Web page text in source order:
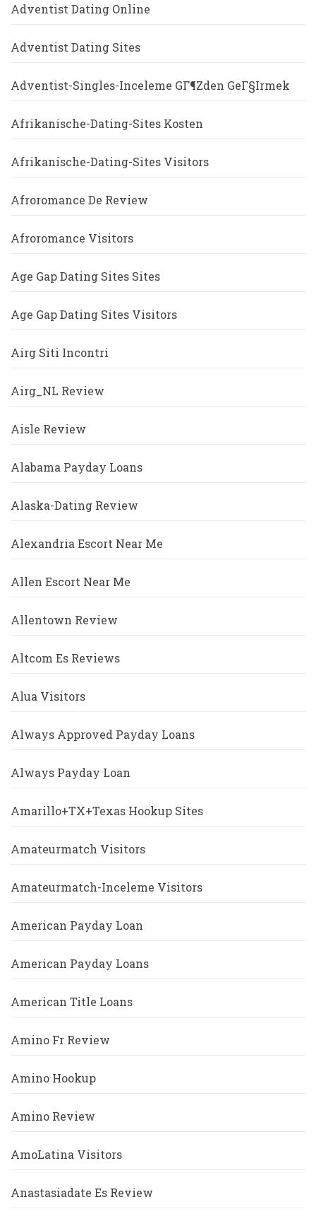
Adventist Dating Online
Adventist Dating Sites
Adventist-Singles-Inceleme GГ¶zden GeГ§irmek
Afrikanische-Dating-Sites Kosten
Afrikanische-Dating-Sites Visitors
Afroromance De Review
Afroromance Visitors
Age Gap Dating Sites Sites
Age Gap Dating Sites Visitors
Airg Siti Incontri
Airg_NL Review
Aisle Review
Alabama Payday Loans
Alaska-Dating Review
Alexandria Escort Near Me
Allen Escort Near Me
Allentown Review
Altcom Es Reviews
Alua Visitors
Always Approved Payday Loans
Always Payday Loan
Amarillo+TX+Texas Hookup Sites
Amateurmatch Visitors
Amateurmatch-Inceleme Visitors
American Payday Loan
American Payday Loans
American Title Loans
Amino Fr Review
Amino Hookup
Amino Review
AmoLatina Visitors
Anastasiadate Es Review